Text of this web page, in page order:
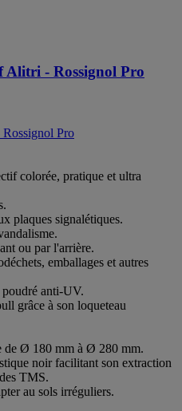
Alitri - Rossignol Pro
Pro
colorée, pratique et ultra
plaques signalétiques.
ou par l'arrière.
emballages et autres
anti-UV.
grâce à son loqueteau
de Ø 180 mm à Ø 280 mm.
noir facilitant son extraction
TMS.
au sols irréguliers.